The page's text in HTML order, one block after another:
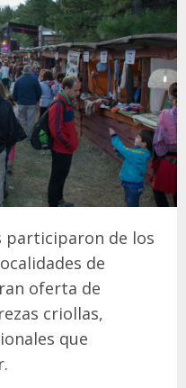
participaron de los
de
oferta de
criollas,
que